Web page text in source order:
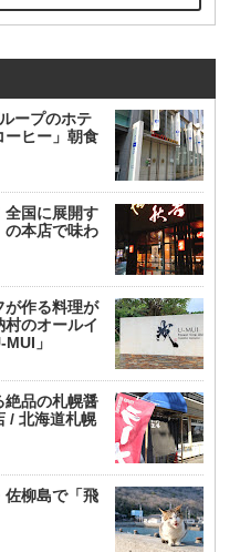
ープのホテ
ーヒー」朝食
全国に展開す
の本店で味わ
が作る料理が
のオールイ
」
絶品の札幌醤
/ 北海道札幌
佐柳島で「飛